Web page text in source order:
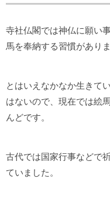
寺社仏閣では神仏に願い
馬を奉納する習慣がありま
とはいえなかなか生きて
はないので、現在では絵
んどです。
古代では国家行事などで
ていました。